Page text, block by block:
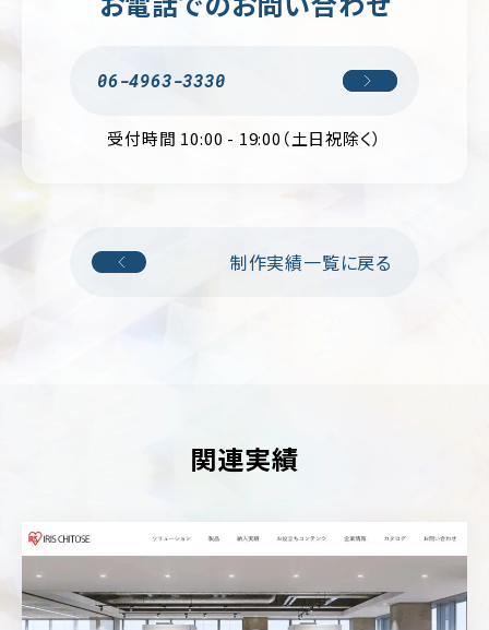
06-4963-3330
受付時間 10:00 - 19:00（土日祝除く）
制作実績一覧に戻る
関連実績